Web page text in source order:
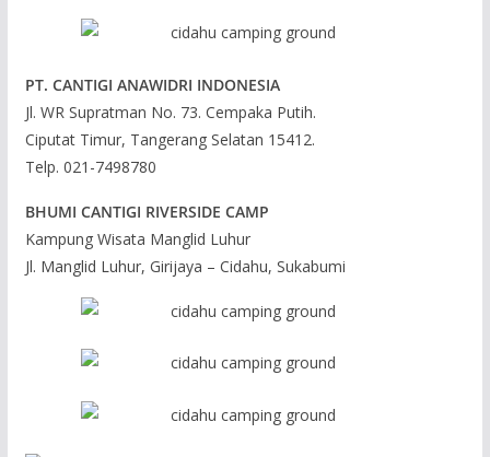
PT. CANTIGI ANAWIDRI INDONESIA
Jl. WR Supratman No. 73. Cempaka Putih.
Ciputat Timur, Tangerang Selatan 15412.
Telp. 021-7498780
BHUMI CANTIGI RIVERSIDE CAMP
Kampung Wisata Manglid Luhur
Jl. Manglid Luhur, Girijaya – Cidahu, Sukabumi